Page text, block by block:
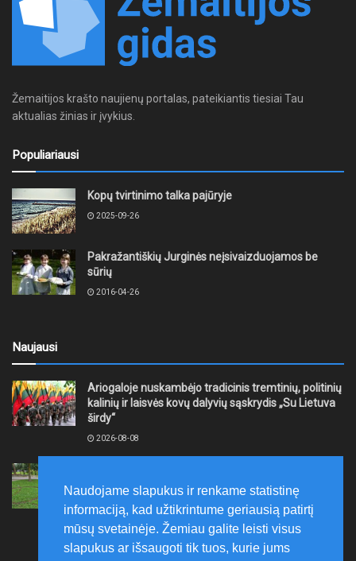
Žemaitijos krašto naujienų portalas, pateikiantis tiesiai Tau
aktualias žinias ir įvykius.
Populiariausi
Kopų tvirtinimo talka pajūryje
2025-09-26
Pakražantiškių Jurginės neįsivaizduojamos be
sūrių
2016-04-26
Naujausi
Ariogaloje nuskambėjo tradicinis tremtinių, politinių
kalinių ir laisvės kovų dalyvių sąskrydis „Su Lietuva
širdy“
2026-08-08
laikytis Kelių eismo taisyklių, tausoti aplinką
2026-08-08
Naudojame slapukus ir renkame statistinę
informaciją, kad užtikrintume geriausią patirtį
mūsų svetainėje. Žemiau galite leisti visus
slapukus ar išsaugoti tik tuos, kurie jums